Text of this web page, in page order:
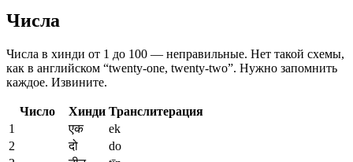
Числа
Числа в хинди от 1 до 100 — неправильные. Нет такой схемы,
как в английском “twenty-one, twenty-two”. Нужно запомнить
каждое. Извините.
Число Хинди Транслитерация
1
एक
ek
2
दो
do